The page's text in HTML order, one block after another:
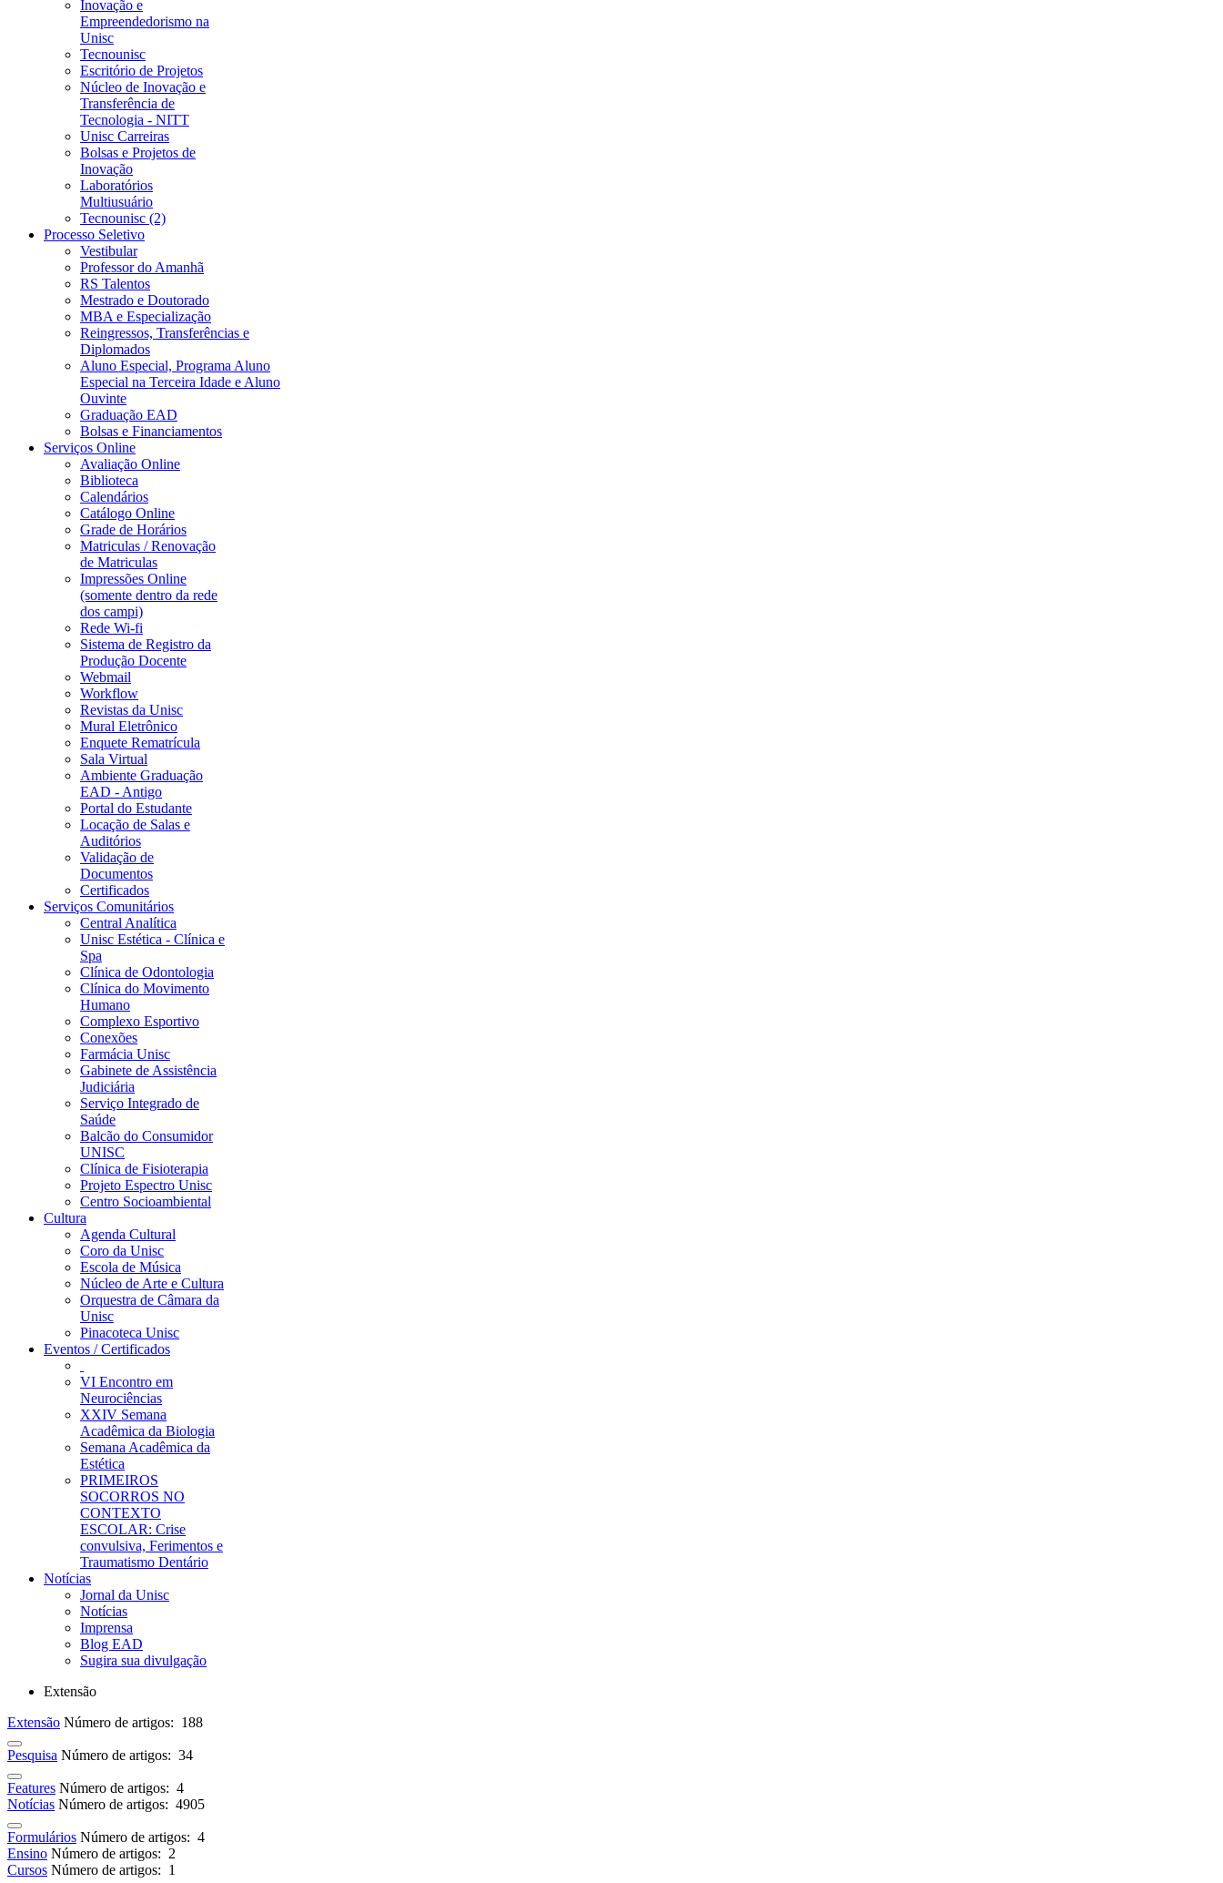
Inovação e
Empreendedorismo na
Unisc
Tecnounisc
Escritório de Projetos
Núcleo de Inovação e
Transferência de
Tecnologia - NITT
Unisc Carreiras
Bolsas e Projetos de
Inovação
Laboratórios
Multiusuário
Tecnounisc (2)
Processo Seletivo
Vestibular
Professor do Amanhã
RS Talentos
Mestrado e Doutorado
MBA e Especialização
Reingressos, Transferências e
Diplomados
Aluno Especial, Programa Aluno
Especial na Terceira Idade e Aluno
Ouvinte
Graduação EAD
Bolsas e Financiamentos
Serviços Online
Avaliação Online
Biblioteca
Calendários
Catálogo Online
Grade de Horários
Matriculas / Renovação
de Matriculas
Impressões Online
(somente dentro da rede
dos campi)
Rede Wi-fi
Sistema de Registro da
Produção Docente
Webmail
Workflow
Revistas da Unisc
Mural Eletrônico
Enquete Rematrícula
Sala Virtual
Ambiente Graduação
EAD - Antigo
Portal do Estudante
Locação de Salas e
Auditórios
Validação de
Documentos
Certificados
Serviços Comunitários
Central Analítica
Unisc Estética - Clínica e
Spa
Clínica de Odontologia
Clínica do Movimento
Humano
Complexo Esportivo
Conexões
Farmácia Unisc
Gabinete de Assistência
Judiciária
Serviço Integrado de
Saúde
Balcão do Consumidor
UNISC
Clínica de Fisioterapia
Projeto Espectro Unisc
Centro Socioambiental
Cultura
Agenda Cultural
Coro da Unisc
Escola de Música
Núcleo de Arte e Cultura
Orquestra de Câmara da
Unisc
Pinacoteca Unisc
Eventos / Certificados
VI Encontro em
Neurociências
XXIV Semana
Acadêmica da Biologia
Semana Acadêmica da
Estética
PRIMEIROS
SOCORROS NO
CONTEXTO
ESCOLAR: Crise
convulsiva, Ferimentos e
Traumatismo Dentário
Notícias
Jornal da Unisc
Notícias
Imprensa
Blog EAD
Sugira sua divulgação
Extensão
Extensão Número de artigos: 188
Pesquisa Número de artigos: 34
Features Número de artigos: 4
Notícias Número de artigos: 4905
Formulários Número de artigos: 4
Ensino Número de artigos: 2
Cursos Número de artigos: 1